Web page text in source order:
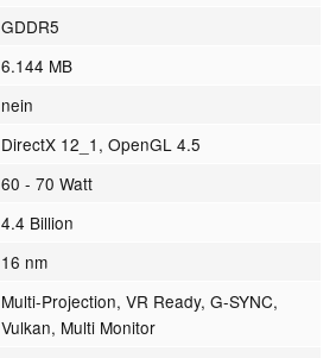
GDDR5
6.144 MB
nein
DirectX 12_1, OpenGL 4.5
60 - 70 Watt
4.4 Billion
16 nm
Multi-Projection, VR Ready, G-SYNC,
Vulkan, Multi Monitor